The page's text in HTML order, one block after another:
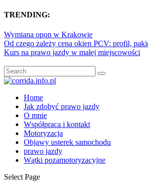
TRENDING:
Wymiana opon w Krakowie
Od czego zależy cena okien PCV: profil,
Kurs na prawo jazdy w małej miejscowości
Home
Jak zdobyć prawo jazdy
O mnie
Współpraca i kontakt
Motoryzacja
Objawy usterek samochodu
prawo jazdy
Wątki pozamotoryzacyjne
Select Page